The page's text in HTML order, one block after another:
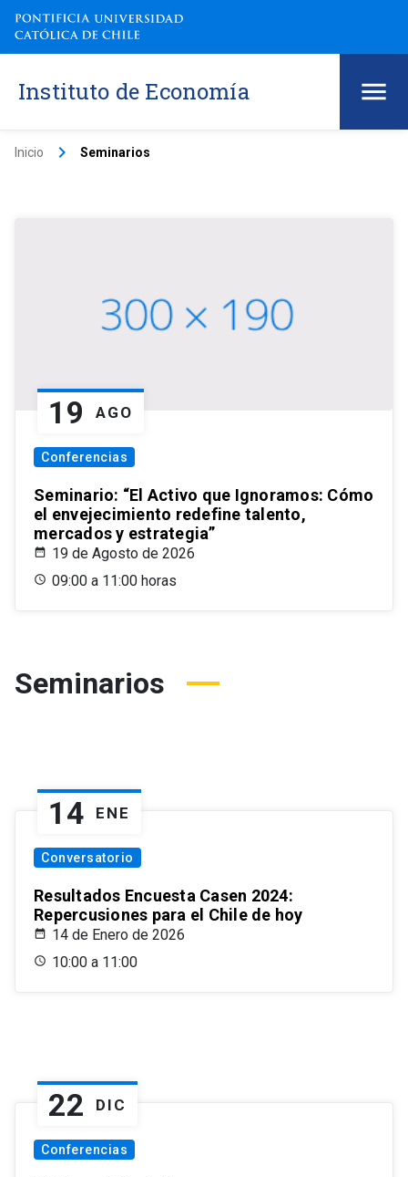
Instituto de Economía
Inicio keyboard_arrow_right Seminarios
19 AGO
Conferencias
Seminario: “El Activo que Ignoramos: Cómo
el envejecimiento redefine talento,
mercados y estrategia”
19 de Agosto de 2026
09:00 a 11:00 horas
Seminarios
14 ENE
Conversatorio
Resultados Encuesta Casen 2024:
Repercusiones para el Chile de hoy
14 de Enero de 2026
10:00 a 11:00
22 DIC
Conferencias